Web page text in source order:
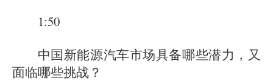
1:50
中国新能源汽车市场具备哪些潜力，又
面临哪些挑战？